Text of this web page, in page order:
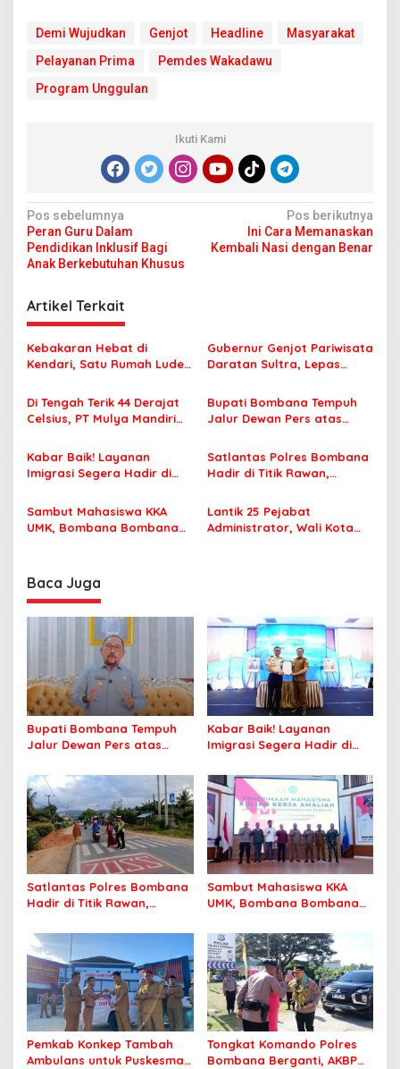
Demi Wujudkan Genjot Headline
Masyarakat
Pelayanan Prima
Pemdes Wakadawu
Program Unggulan
Ikuti Kami
N
a
v
i
g
a
s
i
p
s
Pos sebelumnya
Peran Guru Dalam
Pendidikan Inklusif Bagi
Anak Berkebutuhan Khusus
Pos berikutnya
Ini Cara Memanaskan
Kembali Nasi dengan Benar
Artikel Terkait
Kebakaran Hebat di
Kendari, Satu Rumah Ludes
Gubernur Genjot Pariwisata
Daratan Sultra, Lepas
Tiga Kabupaten Unggulan
Di Tengah Terik 44 Derajat
Celsius, PT Mulya Mandiri
Jamaah Tetap Sehat dan
Nyaman Beribadah
Bupati Bombana Tempuh
Jalur Dewan Pers atas
Korupsi Jembatan Cirauci II
Kabar Baik! Layanan
Imigrasi Segera Hadir di
Perlu Lagi ke Kendari
Satlantas Polres Bombana
Hadir di Titik Rawan,
Sekolah dengan Aman
Sambut Mahasiswa KKA
UMK, Bombana Bombana
Lantik 25 Pejabat
Administrator, Wali Kota
Baca Juga
Bupati Bombana Tempuh
Jalur Dewan Pers atas
Korupsi Jembatan Cirauci II
Kabar Baik! Layanan
Imigrasi Segera Hadir di
Perlu Lagi ke Kendari
Satlantas Polres Bombana
Hadir di Titik Rawan,
Sekolah dengan Aman
Sambut Mahasiswa KKA
UMK, Bombana Bombana
Sasaran
Pemkab Konkep Tambah
Ambulans untuk Puskesmas
Tongkat Komando Polres
Bombana Berganti, AKBP